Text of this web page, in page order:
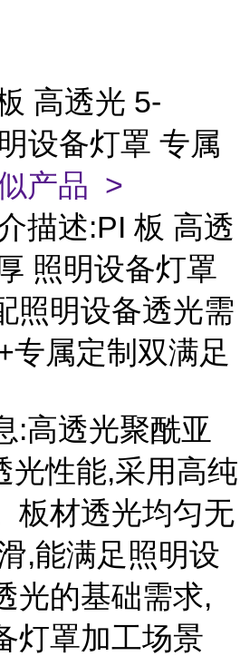
高透光 5-
设备灯罩 专属
产品 >
描述:PI 板 高透
照明设备灯罩
照明设备透光需
专属定制双满足
:高透光聚酰亚
光性能,采用高纯
板材透光均匀无
,能满足照明设
光的基础需求,
灯罩加工场景